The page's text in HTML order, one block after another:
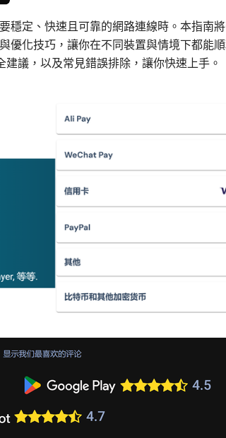
穩定、快速且可靠的網路連線時。本指南
優化技巧，讓你在不同裝置與情境下都能
議，以及常見錯誤排除，讓你快速上手。